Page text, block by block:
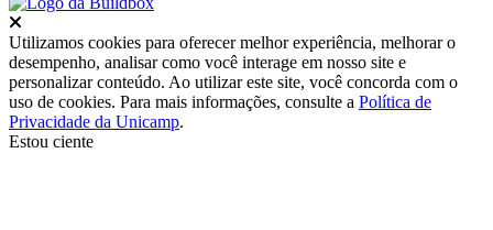
Utilizamos cookies para oferecer melhor experiência, melhorar o
desempenho, analisar como você interage em nosso site e
personalizar conteúdo. Ao utilizar este site, você concorda com o
uso de cookies. Para mais informações, consulte a Política de
Privacidade da Unicamp.
Estou ciente